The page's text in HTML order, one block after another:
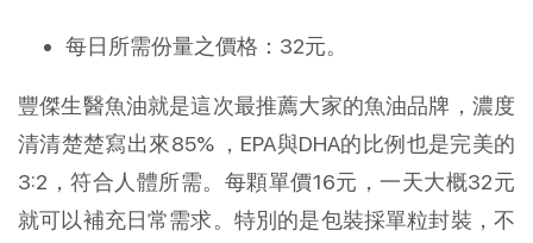
每日所需份量之價格：32元。
豐傑生醫魚油就是這次最推薦大家的魚油品牌，濃度
清清楚楚寫出來85% ，EPA與DHA的比例也是完美的
3:2，符合人體所需。每顆單價16元，一天大概32元
就可以補充日常需求。特別的是包裝採單粒封裝，不